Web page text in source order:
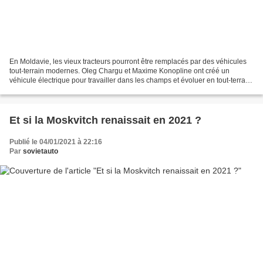
En Moldavie, les vieux tracteurs pourront être remplacés par des véhicules
tout-terrain modernes. Oleg Chargu et Maxime Konopline ont créé un
véhicule électrique pour travailler dans les champs et évoluer en tout-terrain.
Et si la Moskvitch renaissait en 2021 ?
Publié le 04/01/2021 à 22:16
Par sovietauto